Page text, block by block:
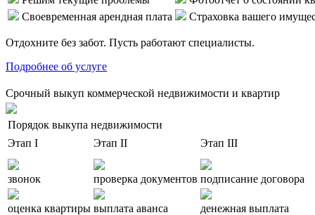
Своевременная арендная плата
Страховка вашего
Отдохните без забот. Пусть работают специалисты.
Подробнее об услуге
Срочный выкуп коммерческой недвижимости и квартир
Порядок выкупа недвижимости
Этап I
Этап II Этап III
звонок проверка документов подписание договора
оценка квартиры выплата аванса денежная выплата